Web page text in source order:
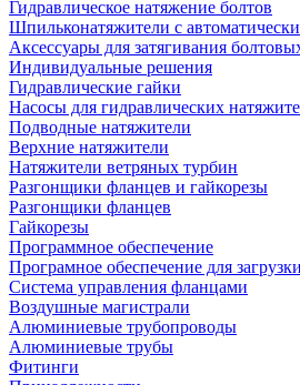
Гидравлическое натяжение болтов
Шпильконатяжители с
Аксессуары для затягивания
Индивидуальные решения
Гидравлические гайки
Насосы для гидравлических
Подводные натяжители
Верхние натяжители
Натяжители ветряных турбин
Разгонщики фланцев и гайкорезы
Разгонщики фланцев
Гайкорезы
Программное обеспечение
Програмное обеспечение для загрузки
Система управления фланцами
Воздушные магистрали
Алюминиевые трубопроводы
Алюминиевые трубы
Фитинги